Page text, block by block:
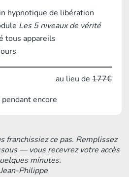
hypnotique de libération
Les 5 niveaux de vérité
tous appareils
au lieu de 177€
encore
franchissiez ce pas. Remplissez
— vous recevrez votre accès
minutes.
Philippe